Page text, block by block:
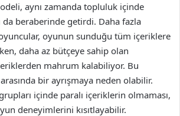
aynı zamanda topluluk içinde
da beraberinde getirdi. Daha fazla
oyunun sunduğu tüm içeriklere
daha az bütçeye sahip olan
mahrum kalabiliyor. Bu
bir ayrışmaya neden olabilir.
içinde paralı içeriklerin olmaması,
deneyimlerini kısıtlayabilir.